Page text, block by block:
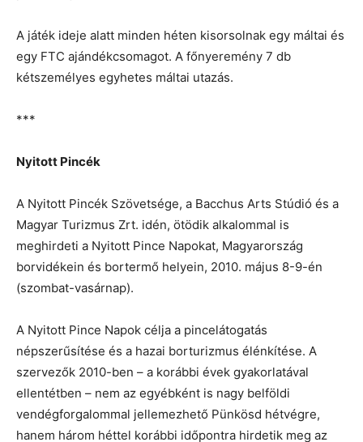
A játék ideje alatt minden héten kisorsolnak egy máltai és
egy FTC ajándékcsomagot. A főnyeremény 7 db
kétszemélyes egyhetes máltai utazás.
***
Nyitott Pincék
A Nyitott Pincék Szövetsége, a Bacchus Arts Stúdió és a
Magyar Turizmus Zrt. idén, ötödik alkalommal is
meghirdeti a Nyitott Pince Napokat, Magyarország
borvidékein és bortermő helyein, 2010. május 8-9-én
(szombat-vasárnap).
A Nyitott Pince Napok célja a pincelátogatás
népszerűsítése és a hazai borturizmus élénkítése. A
szervezők 2010-ben – a korábbi évek gyakorlatával
ellentétben – nem az egyébként is nagy belföldi
vendégforgalommal jellemezhető Pünkösd hétvégre,
hanem három héttel korábbi időpontra hirdetik meg az